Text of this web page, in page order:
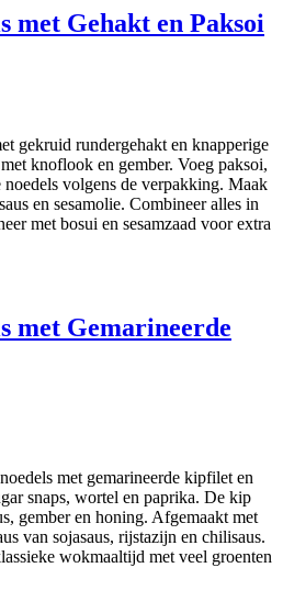
met Gehakt en Paksoi
gekruid rundergehakt en knapperige
knoflook en gember. Voeg paksoi,
volgens de verpakking. Maak
en sesamolie. Combineer alles in
met bosui en sesamzaad voor extra
met Gemarineerde
met gemarineerde kipfilet en
snaps, wortel en paprika. De kip
gember en honing. Afgemaakt met
van sojasaus, rijstazijn en chilisaus.
wokmaaltijd met veel groenten